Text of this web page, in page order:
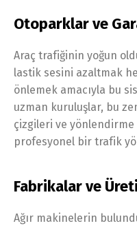
Otoparklar ve
Araç trafiğinin yoğun
lastik sesini azaltmak
önlemek amacıyla bu
uzman kuruluşlar, bu
çizgileri ve
profesyonel bir trafik
Fabrikalar ve
Ağır makinelerin